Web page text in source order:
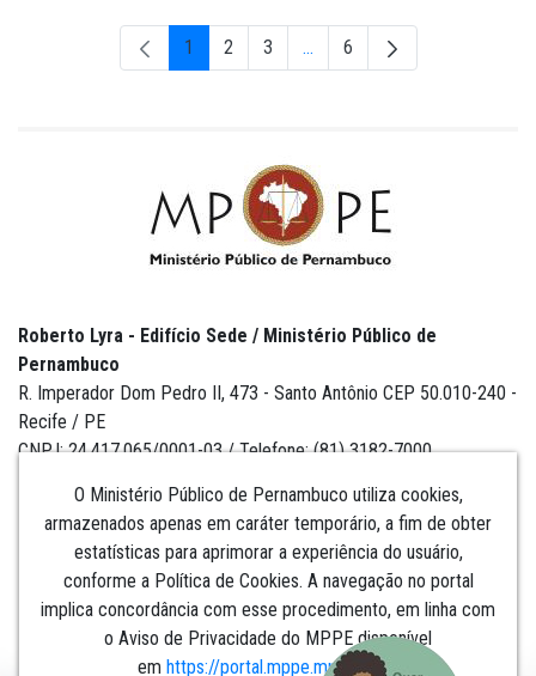
Página
1 Página
2 Página
3 ...Páginas intermediárias Usar
Página
6
O Ministério Público de Pernambuco utiliza cookies,
armazenados apenas em caráter temporário, a fim de obter
estatísticas para aprimorar a experiência do usuário,
conforme a Política de Cookies. A navegação no portal
implica concordância com esse procedimento, em linha com
o Aviso de Privacidade do MPPE disponível
em https://portal.mppe.mp.br/lgpd.​​​​​​​
Roberto Lyra - Edifício Sede / Ministério Público de
Pernambuco
R. Imperador Dom Pedro II, 473 - Santo Antônio CEP 50.010-240 -
Recife / PE
CNPJ: 24.417.065/0001-03 / Telefone: (81) 3182-7000
Institucional
Comunicação